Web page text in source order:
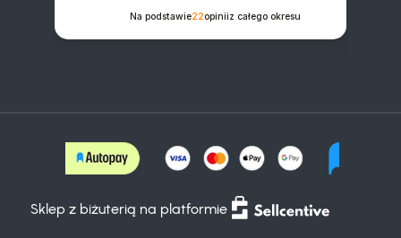
Na podstawie22opiniiz całego okresu
Sklep z biżuterią na platformie